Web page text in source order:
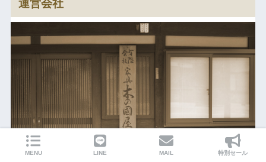
運営会社
MENU LINE MAIL 特別セール